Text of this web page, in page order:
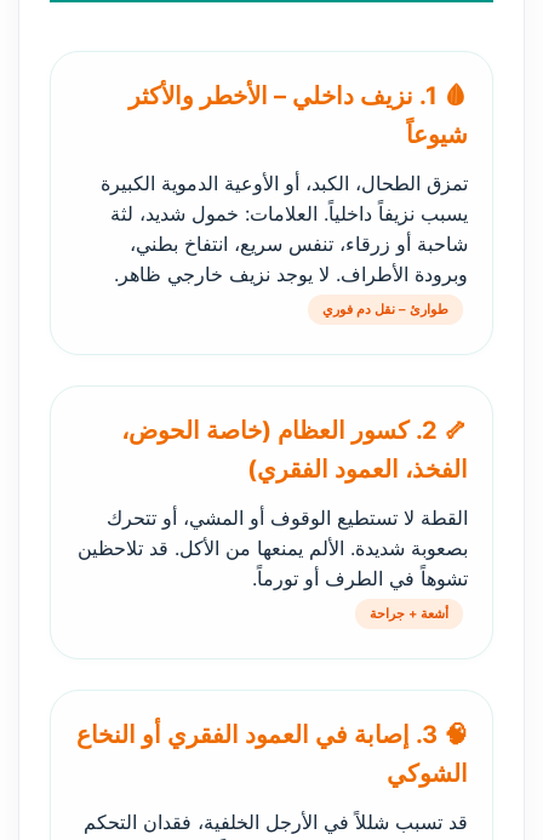
🩸 1. نزيف داخلي – الأخطر والأكثر
شيوعاً
تمزق الطحال، الكبد، أو الأوعية الدموية الكبيرة
يسبب نزيفاً داخلياً. العلامات: خمول شديد، لثة
شاحبة أو زرقاء، تنفس سريع، انتفاخ بطني،
وبرودة الأطراف. لا يوجد نزيف خارجي ظاهر.
طوارئ – نقل دم فوري
🦴 2. كسور العظام (خاصة الحوض،
الفخذ، العمود الفقري)
القطة لا تستطيع الوقوف أو المشي، أو تتحرك
بصعوبة شديدة. الألم يمنعها من الأكل. قد تلاحظين
تشوهاً في الطرف أو تورماً.
أشعة + جراحة
🧠 3. إصابة في العمود الفقري أو النخاع
الشوكي
قد تسبب شللاً في الأرجل الخلفية، فقدان التحكم